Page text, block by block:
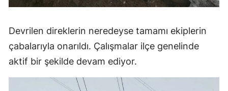
Devrilen direklerin neredeyse tamamı ekiplerin
çabalarıyla onarıldı. Çalışmalar ilçe genelinde
aktif bir şekilde devam ediyor.